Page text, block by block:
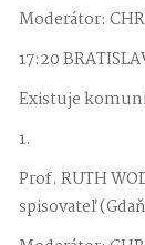
Moderátor:
17:20
Existuje
1.
Prof. RUTH
spisovateľ